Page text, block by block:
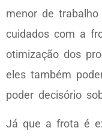
menor de
cuidados com a
otimização dos
eles também
poder decisório
Já que a frota é